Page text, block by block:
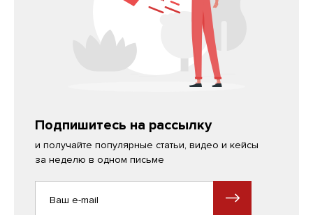
Подпишитесь на рассылку
и получайте популярные статьи, видео и кейсы
за неделю в одном письме